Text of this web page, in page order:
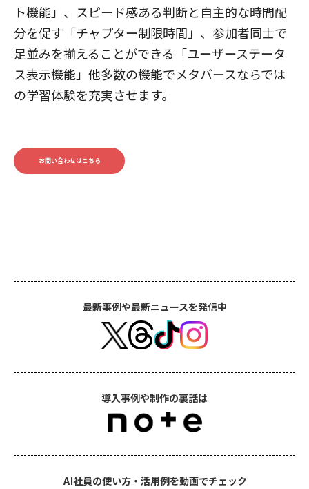
ト機能」、スピード感ある判断と自主的な時間配
分を促す「チャプター制限時間」、参加者同士で
足並みを揃えることができる「ユーザーステータ
ス表示機能」他多数の機能でメタバースならでは
の学習体験を充実させます。
お問い合わせはこちら
最新事例や最新ニュースを発信中
導入事例や制作の裏話は
AI社員の使い方・活用例を動画でチェック